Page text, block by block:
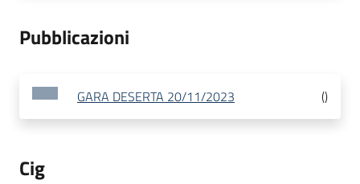
Pubblicazioni
GARA DESERTA 20/11/2023 ()
Cig